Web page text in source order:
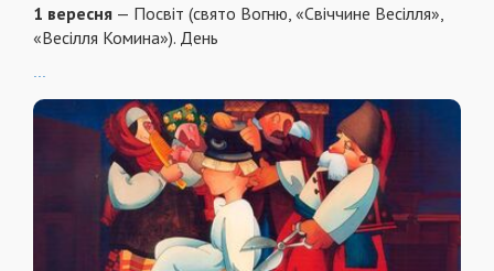
1 вересня — Посвіт (свято Вогню, «Свіччине Весілля»,
«Весілля Комина»). День